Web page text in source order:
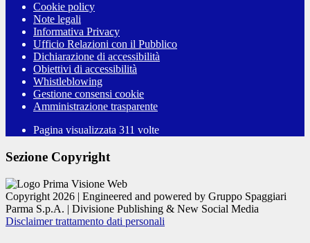
Cookie policy
Note legali
Informativa Privacy
Ufficio Relazioni con il Pubblico
Dichiarazione di accessibilità
Obiettivi di accessibilità
Whistleblowing
Gestione consensi cookie
Amministrazione trasparente
Pagina visualizzata 311 volte
Sezione Copyright
Copyright 2026 | Engineered and powered by Gruppo Spaggiari
Parma S.p.A. | Divisione Publishing & New Social Media
Disclaimer trattamento dati personali